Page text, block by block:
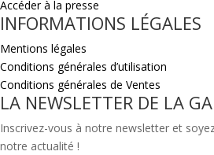
Accéder à la presse
INFORMATIONS LÉGALES
Mentions légales
Conditions générales d’utilisation
Conditions générales de Ventes
LA NEWSLETTER DE LA
Inscrivez-vous à notre newsletter et
notre actualité !